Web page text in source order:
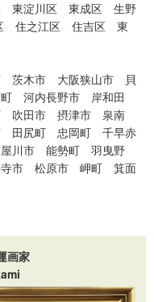
東淀川区 東成区
生野
住之江区 住吉区
東
茨木市 大阪狭山市
貝
河内長野市
岸和田
吹田市 摂津市
泉南
田尻町 忠岡町
千早赤
川市 能勢町
羽曳野
市 松原市 岬町
箕面
画家